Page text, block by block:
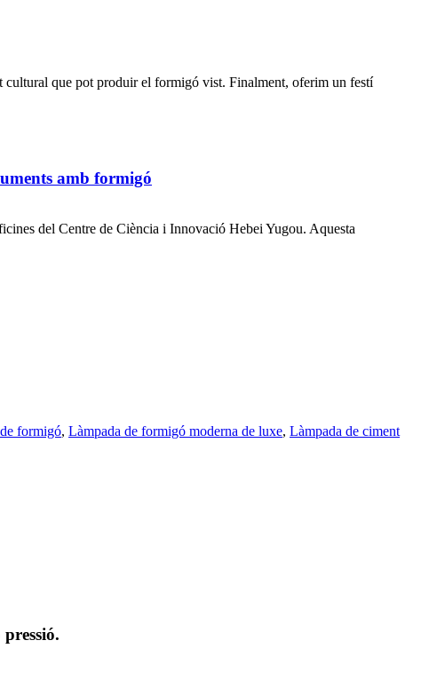
cultural que pot produir el formigó vist. Finalment, oferim un festí
amb formigó
del Centre de Ciència i Innovació Hebei Yugou. Aquesta
formigó, Làmpada de formigó moderna de luxe, Làmpada de ciment